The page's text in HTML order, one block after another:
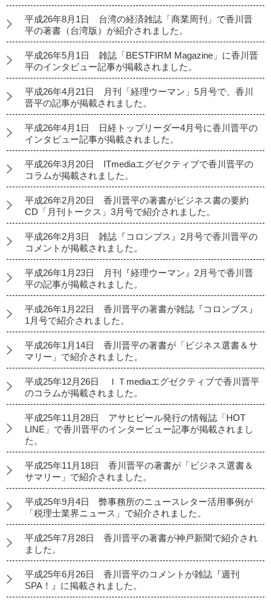
平成26年8月1日 台湾の経済雑誌「商業周刊」で香川晋
平の著書（台湾版）が紹介されました。
平成26年5月1日 雑誌「BESTFIRM Magazine」に香川晋
平のインタビュー記事が掲載されました。
平成26年4月21日 月刊「経理ウーマン」5月号で、香川
晋平の記事が掲載されました。
平成26年4月1日 日経トップリーダー4月号に香川晋平の
インタビュー記事が掲載されました。
平成26年3月20日 ITmediaエグゼクティブで香川晋平の
コラムが掲載されました。
平成26年2月20日 香川晋平の著書がビジネス書の要約
CD「月刊トークス」3月号で紹介されました。
平成26年2月3日 雑誌『コロンブス』2月号で香川晋平の
コメントが掲載されました。
平成26年1月23日 月刊『経理ウーマン』2月号で香川晋
平の記事が掲載されました。
平成26年1月22日 香川晋平の著書が雑誌『コロンブス』
1月号で紹介されました。
平成26年1月14日 香川晋平の著書が「ビジネス選書＆サ
マリー」で紹介されました。
平成25年12月26日 ＩＴmediaエグゼクティブで香川晋平
のコラムが掲載されました。
平成25年11月28日 アサヒビール発行の情報誌「HOT
LINE」で香川晋平のインタービュー記事が掲載されまし
た。
平成25年11月18日 香川晋平の著書が「ビジネス選書＆
サマリー」で紹介されました。
平成25年9月4日 弊事務所のニュースレター活用事例が
「税理士業界ニュース」で紹介されました。
平成25年7月28日 香川晋平の著書が神戸新聞で紹介され
ました。
平成25年6月26日 香川晋平のコメントが雑誌『週刊
SPA！』に掲載されました。